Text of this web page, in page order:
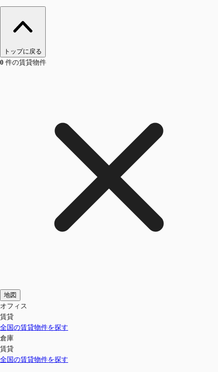
トップに戻る
0 件の賃貸物件
地図
オフィス
賃貸
全国の賃貸物件を探す
倉庫
賃貸
全国の賃貸物件を探す